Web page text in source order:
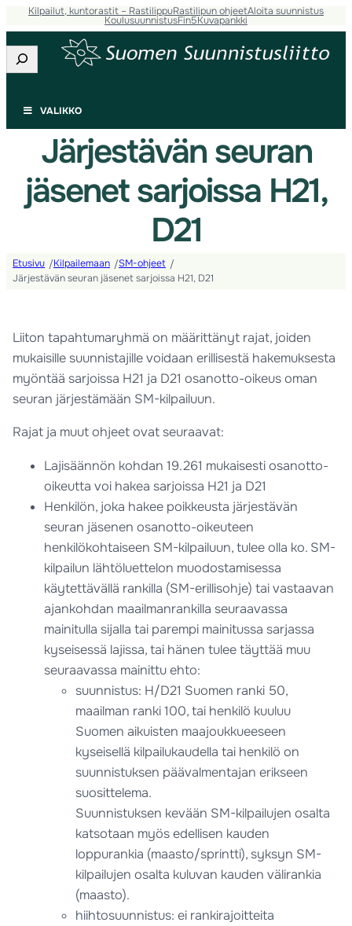
Kilpailut, kuntorastit – RastilippuRastilipun ohjeetAloita suunnistus
KoulusuunnistusFin5Kuvapankki
Etsi
VALIKKO
Järjestävän seuran
jäsenet sarjoissa H21,
D21
Etusivu /Kilpailemaan /SM-ohjeet /
Järjestävän seuran jäsenet sarjoissa H21, D21
Liiton tapahtumaryhmä on määrittänyt rajat, joiden
mukaisille suunnistajille voidaan erillisestä hakemuksesta
myöntää sarjoissa H21 ja D21 osanotto-oikeus oman
seuran järjestämään SM-kilpailuun.
Rajat ja muut ohjeet ovat seuraavat:
Lajisäännön kohdan 19.261 mukaisesti osanotto-
oikeutta voi hakea sarjoissa H21 ja D21
Henkilön, joka hakee poikkeusta järjestävän
seuran jäsenen osanotto-oikeuteen
henkilökohtaiseen SM-kilpailuun, tulee olla ko. SM-
kilpailun lähtöluettelon muodostamisessa
käytettävällä rankilla (SM-erillisohje) tai vastaavan
ajankohdan maailmanrankilla seuraavassa
mainitulla sijalla tai parempi mainitussa sarjassa
kyseisessä lajissa, tai hänen tulee täyttää muu
seuraavassa mainittu ehto:
suunnistus: H/D21 Suomen ranki 50,
maailman ranki 100, tai henkilö kuuluu
Suomen aikuisten maajoukkueeseen
kyseisellä kilpailukaudella tai henkilö on
suunnistuksen päävalmentajan erikseen
suosittelema.
Suunnistuksen kevään SM-kilpailujen osalta
katsotaan myös edellisen kauden
loppurankia (maasto/sprintti), syksyn SM-
kilpailujen osalta kuluvan kauden välirankia
(maasto).
hiihtosuunnistus: ei rankirajoitteita